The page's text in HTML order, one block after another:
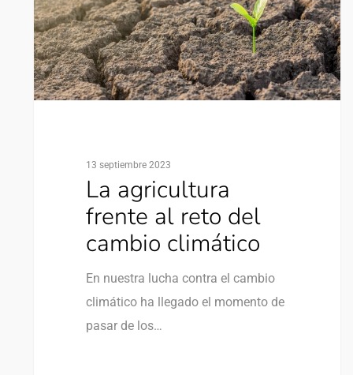
13 septiembre 2023
La agricultura
frente al reto del
cambio climático
En nuestra lucha contra el cambio
climático ha llegado el momento de
pasar de los…